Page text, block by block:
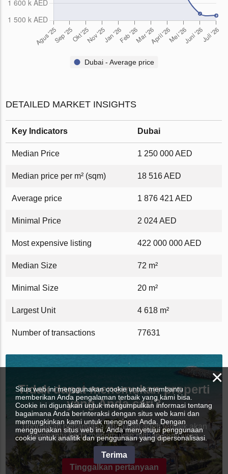
Dubai - Average price
DETAILED MARKET INSIGHTS
Key Indicators Dubai
Median Price 1 250 000 AED
Median price per m² (sqm) 18 516 AED
Average price 1 876 421 AED
Minimal Price 2 024 AED
Most expensive listing 422 000 000 AED
Median Size 72 m²
Minimal Size 20 m²
Largest Unit 4 618 m²
Number of transactions 77631
Tidak dapat menemukan properti
yang Anda cari?
Tinggalkan pertanyaan Anda dan agen terbaik akan
membantu Anda menemukan pilihan sempurna.
Tinggalkan pertanyaan
×
Situs web ini menggunakan cookie untuk membantu
memberikan Anda pengalaman terbaik yang kami bisa.
Cookie ini digunakan untuk mengumpulkan informasi tentang
bagaimana Anda berinteraksi dengan situs web kami dan
memungkinkan kami untuk mengingat Anda. Dengan
menggunakan situs web ini, Anda menyetujui penggunaan
cookie untuk analitik dan penggunaan yang dipersonalisasi.
Terima